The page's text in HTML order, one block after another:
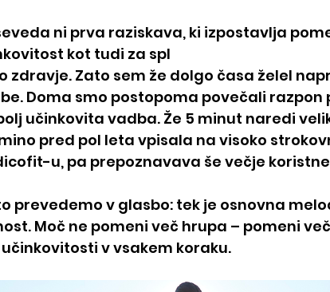
ni prva raziskava, ki izpostavlja
kot tudi za spl
zdravje. Zato sem že dolgo časa želel
Doma smo postopoma povečali razpon
učinkovita vadba. Že 5 minut naredi
pred pol leta vpisala na visoko
u, pa prepoznavava še večje
prevedemo v glasbo: tek je osnovna
Moč ne pomeni več hrupa – pomeni
v vsakem koraku.